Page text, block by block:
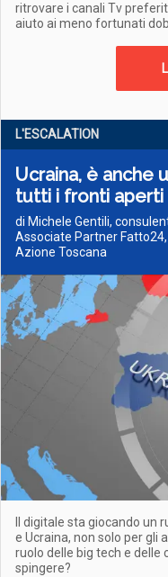
ritrovare i canali Tv
aiuto ai meno fortunati
L'ESCALATION
Ucraina, è anche
tutti i fronti aperti
di Michele Gentili,
Associate Partner
Azione Toscana
Il digitale sta giocando
e Ucraina, non solo per gli
ruolo delle big tech e delle
spingere?